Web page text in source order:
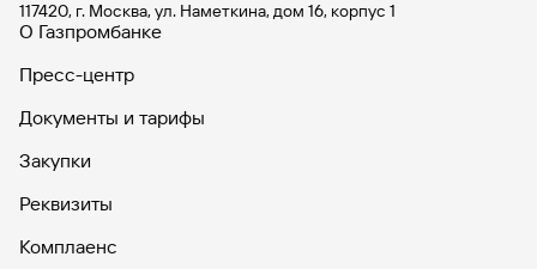
117420, г. Москва, ул. Наметкина, дом 16, корпус 1
О Газпромбанке
Пресс-центр
Документы и тарифы
Закупки
Реквизиты
Комплаенс